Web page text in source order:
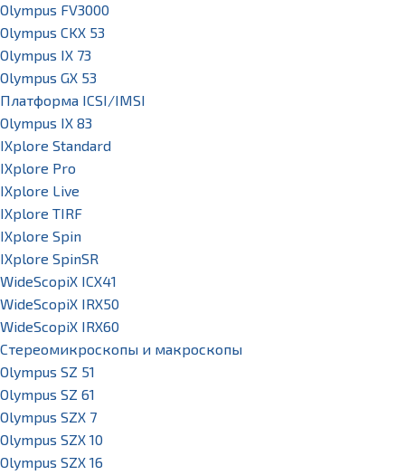
Olympus FV3000
Olympus CKX 53
Olympus IX 73
Olympus GX 53
Платформа ICSI/IMSI
Olympus IX 83
IXplore Standard
IXplore Pro
IXplore Live
IXplore TIRF
IXplore Spin
IXplore SpinSR
WideScopiX ICX41
WideScopiX IRX50
WideScopiX IRX60
Стереомикроскопы и макроскопы
Olympus SZ 51
Olympus SZ 61
Olympus SZX 7
Olympus SZX 10
Olympus SZX 16